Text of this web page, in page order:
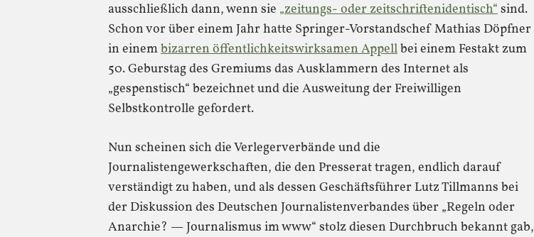
ausschließlich dann, wenn sie „zeitungs- oder zeitschriftenidentisch“sind.
Schon vor über einem Jahr hatte Springer-Vorstandschef Mathias Döpfner
in einembizarren öffentlichkeitswirksamen Appellbei einem Festakt zum
50. Geburstag des Gremiums das Ausklammern des Internet als
„gespenstisch“ bezeichnet und die Ausweitung der Freiwilligen
Selbstkontrolle gefordert.
Nun scheinen sich die Verlegerverbände und die
Journalistengewerkschaften, die den Presserat tragen, endlich darauf
verständigt zu haben, und als dessen Geschäftsführer Lutz Tillmanns bei
der Diskussion des Deutschen Journalistenverbandes über „Regeln oder
Anarchie? — Journalismus im www“ stolz diesen Durchbruch bekannt gab,